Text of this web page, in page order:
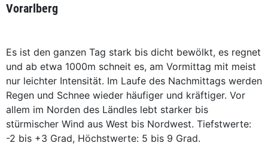
Vorarlberg
Es ist den ganzen Tag stark bis dicht bewölkt, es regnet
und ab etwa 1000m schneit es, am Vormittag mit meist
nur leichter Intensität. Im Laufe des Nachmittags werden
Regen und Schnee wieder häufiger und kräftiger. Vor
allem im Norden des Ländles lebt starker bis
stürmischer Wind aus West bis Nordwest. Tiefstwerte:
-2 bis +3 Grad, Höchstwerte: 5 bis 9 Grad.